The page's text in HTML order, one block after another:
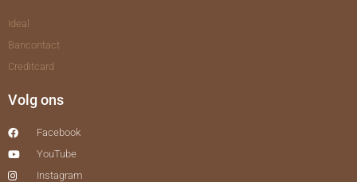
Ideal
Bancontact
Creditcard
Volg ons
Facebook
YouTube
Instagram